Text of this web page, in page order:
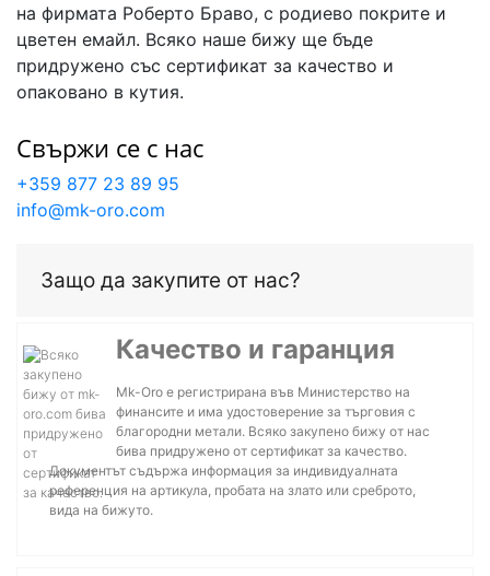
на фирмата Роберто Браво, с родиево покрите и
цветен емайл. Всяко наше бижу ще бъде
придружено със сертификат за качество и
опаковано в кутия.
Свържи се с нас
+359 877 23 89 95
info@mk-oro.com
Защо да закупите от нас?
Качество и гаранция
Mk-Oro е регистрирана във Министерство на
финансите и има удостоверение за търговия с
благородни метали. Всяко закупено бижу от нас
бива придружено от сертификат за качество.
Документът съдържа информация за индивидуалната
референция на артикула, пробата на злато или среброто,
вида на бижуто.